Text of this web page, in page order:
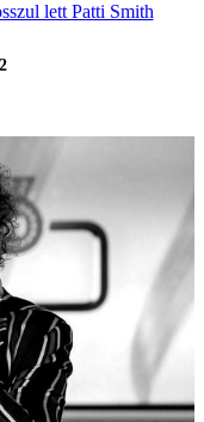
lett Patti Smith